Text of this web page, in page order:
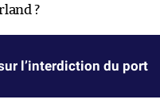
?
l’interdiction du port